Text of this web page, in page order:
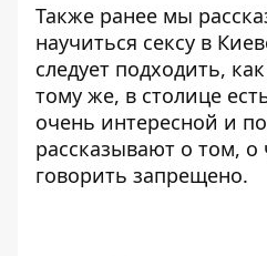
Также ранее мы
научиться сексу в
следует подходить,
тому же, в столице
очень интересной и
рассказывают о том,
говорить запрещено.